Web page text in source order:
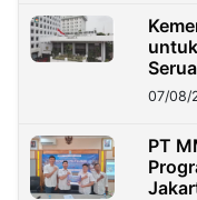
07/08/
PT